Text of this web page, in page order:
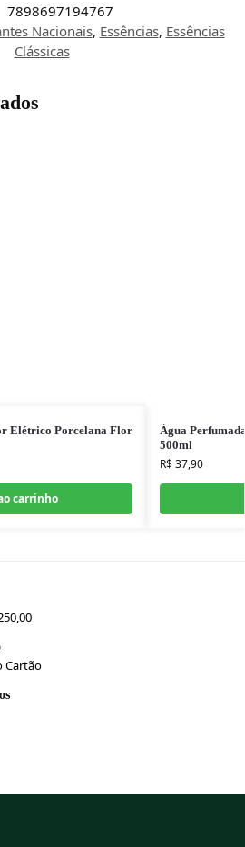
7898697194767
Nacionais, Essências, Essências
Clássicas
Elétrico Porcelana Flor
carrinho
Água
500ml
R$37,90
Cartão